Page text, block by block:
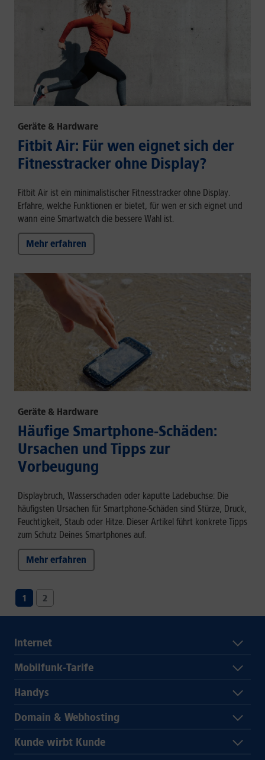
Geräte & Hardware
Fitbit Air: Für wen eignet sich der
Fitnesstracker ohne Display?
Fitbit Air ist ein minimalistischer Fitnesstracker ohne Display.
Erfahre, welche Funktionen er bietet, für wen er sich eignet und
wann eine Smartwatch die bessere Wahl ist.
Mehr erfahren
Geräte & Hardware
Häufige Smartphone-Schäden:
Ursachen und Tipps zur
Vorbeugung
Displaybruch, Wasserschaden oder kaputte Ladebuchse: Die
häufigsten Ursachen für Smartphone-Schäden sind Stürze, Druck,
Feuchtigkeit, Staub oder Hitze. Dieser Artikel führt konkrete Tipps
zum Schutz Deines Smartphones auf.
Mehr erfahren
1 2
Internet
Mobilfunk-Tarife
Handys
Domain & Webhosting
Kunde wirbt Kunde